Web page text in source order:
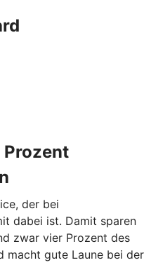
Prozent
der bei
dabei ist. Damit sparen
zwar vier Prozent des
macht gute Laune bei der